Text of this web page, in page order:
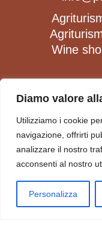
Diamo valore
Utilizziamo i cookie
navigazione, offrirti
analizzare il nostro
acconsenti al nostro
Personalizza
Wine